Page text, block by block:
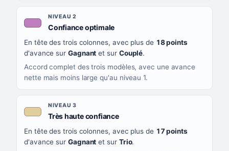
NIVEAU 2
Confiance optimale, couleur mauve
En tête des trois colonnes, avec plus de 18 points
d'avance sur Gagnant et sur Couplé.
Accord complet des trois modèles, avec une avance
nette mais moins large qu'au niveau 1.
NIVEAU 3
Très haute confiance, couleur beige
En tête des trois colonnes, avec plus de 17 points
d'avance sur Gagnant et sur Trio.